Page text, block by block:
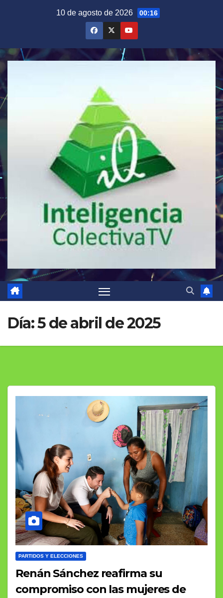
10 de agosto de 2026 00:16
Día:5 de abril de 2025
PARTIDOS Y ELECCIONES
Renán Sánchez reafirma su
compromiso con las mujeres de